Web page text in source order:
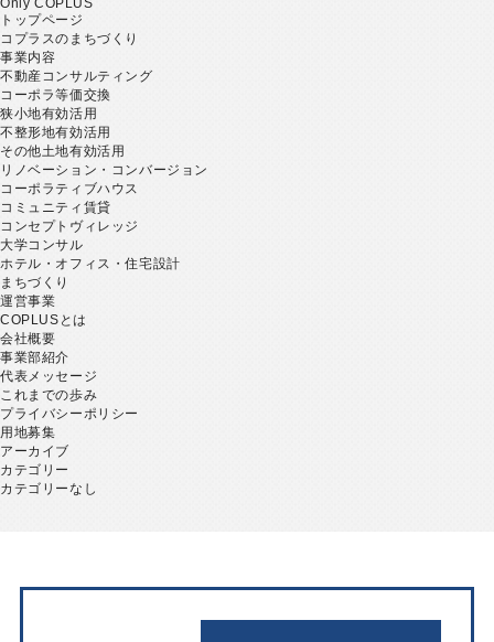
Only COPLUS
トップページ
コプラスのまちづくり
事業内容
不動産コンサルティング
コーポラ等価交換
狭小地有効活用
不整形地有効活用
その他土地有効活用
リノベーション・コンバージョン
コーポラティブハウス
コミュニティ賃貸
コンセプトヴィレッジ
大学コンサル
ホテル・オフィス・住宅設計
まちづくり
運営事業
COPLUSとは
会社概要
事業部紹介
代表メッセージ
これまでの歩み
プライバシーポリシー
用地募集
アーカイブ
カテゴリー
カテゴリーなし